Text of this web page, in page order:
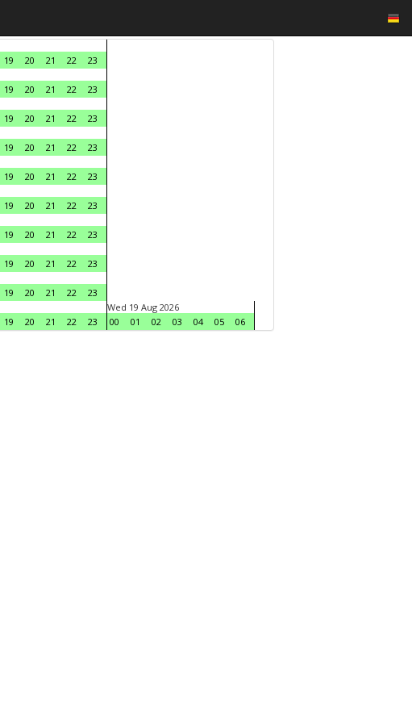
19 20 21 22
23
19 20 21 22
23
19 20 21 22
23
19 20 21 22
23
19 20 21 22
23
19 20 21 22
23
19 20 21 22
23
19 20 21 22
23
19 20 21 22
23
19 20 21 22 23
Wed 19 Aug 2026
00
01 02 03 04 05 06